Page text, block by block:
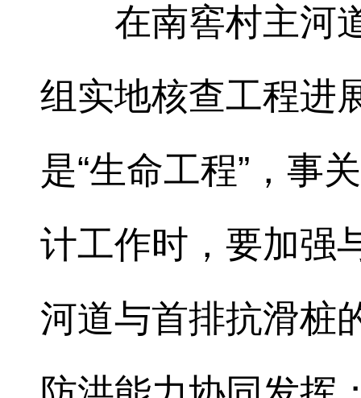
在南窖村主河
组实地核查工程进
是“生命工程”，事
计工作时，要加强
河道与首排抗滑桩